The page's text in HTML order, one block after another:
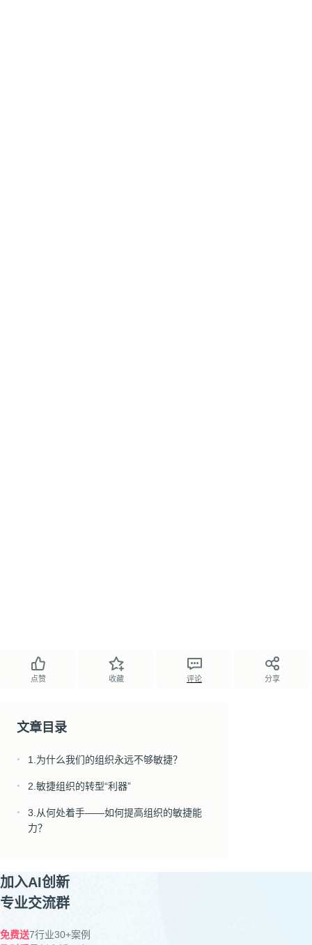
点赞 收藏 评论 分享
文章目录
● 1.为什么我们的组织永远不够敏捷？
● 2.敏捷组织的转型“利器”
●
3.从何处着手——如何提高组织的敏捷能
力？
加入AI创新
专业交流群
免费送7行业30+案例